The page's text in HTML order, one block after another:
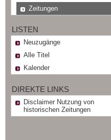
Zeitungen
LISTEN
Neuzugänge
Alle Titel
Kalender
DIREKTE LINKS
Disclaimer Nutzung von
historischen Zeitungen